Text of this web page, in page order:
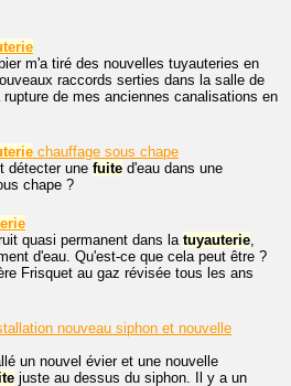
m'a tiré des nouvelles tuyauteries en
raccords serties dans la salle de
de mes anciennes canalisations en
chauffage sous chape
détecter une fuite d'eau dans une
chape ?
quasi permanent dans la tuyauterie,
d'eau. Qu'est-ce que cela peut être ?
Frisquet au gaz révisée tous les ans
nouveau siphon et nouvelle
un nouvel évier et une nouvelle
juste au dessus du siphon. Il y a un